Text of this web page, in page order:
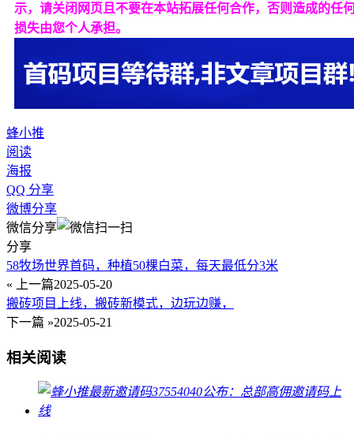
示，请关闭网页且不要在本站拓展任何合作，否则造成的任
损失由您个人承担。
蜂小推
阅读
海报
QQ 分享
微博分享
微信分享
分享
58牧场世界首码，种植50棵白菜，每天最低分3米
« 上一篇2025-05-20
搬砖项目上线，搬砖新模式，边玩边赚，
下一篇 »2025-05-21
相关阅读